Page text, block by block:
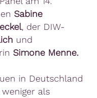
Sabine
, der DIW-
und
Simone Menne.
in Deutschland
als